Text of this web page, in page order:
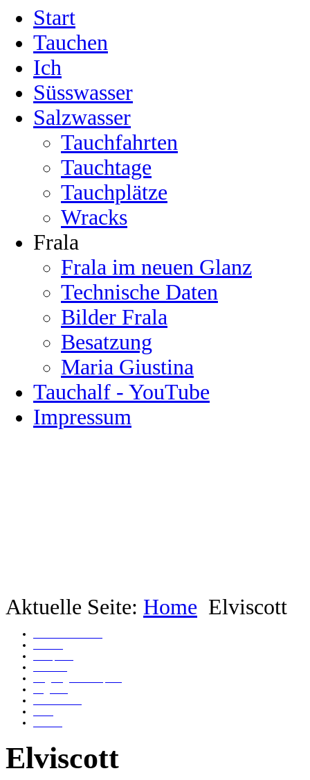
Start
Tauchen
Ich
Süsswasser
Salzwasser
Tauchfahrten
Tauchtage
Tauchplätze
Wracks
Frala
Frala im neuen Glanz
Technische Daten
Bilder Frala
Besatzung
Maria Giustina
Tauchalf - YouTube
Impressum
Aktuelle Seite: Home Elviscott
Elviscott